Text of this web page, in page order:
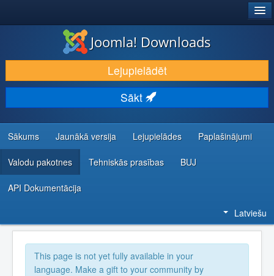
LEJUPIELĀDĒT UN PAPLAŠINĀT
ATKLĀJ UN IEMĀCIES
KOPIENA UN ATBALSTS
IZSTRĀDĀTĀJU RESURSI
Joomla! Downloads
Lejupielādēt
Sākt
Sākums Jaunākā versija Lejupielādes Paplašinājumi
Valodu pakotnes Tehniskās prasības BUJ
API Dokumentācija
Latviešu
This page is not yet fully available in your
language. Make a gift to your community by